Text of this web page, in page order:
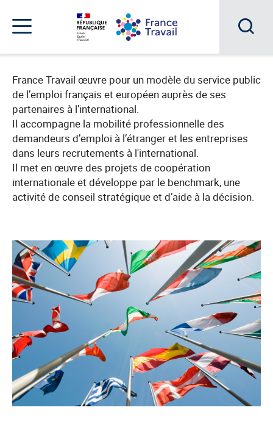
menu
contenu
pied
à
navigation
Menu
France Travail œuvre pour un modèle du service public
de l’emploi français et européen auprès de ses
partenaires à l’international.
Il accompagne la mobilité professionnelle des
demandeurs d’emploi à l’étranger et les entreprises
dans leurs recrutements à l'international.
Il met en œuvre des projets de coopération
internationale et développe par le benchmark, une
activité de conseil stratégique et d’aide à la décision.